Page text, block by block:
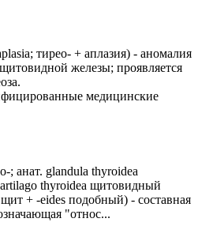
тирео- + аплазия) - аномалия
железы; проявляется
медицинские
; анат. glandula thyroidea
thyroidea щитовидный
+ -eides подобный) - составная
"относ...